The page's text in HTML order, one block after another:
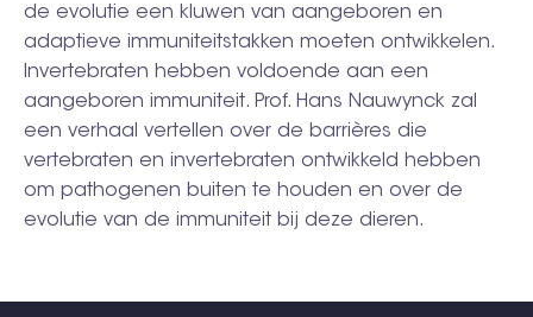
de evolutie een kluwen van aangeboren en
adaptieve immuniteitstakken moeten ontwikkelen.
Invertebraten hebben voldoende aan een
aangeboren immuniteit. Prof. Hans Nauwynck zal
een verhaal vertellen over de barrières die
vertebraten en invertebraten ontwikkeld hebben
om pathogenen buiten te houden en over de
evolutie van de immuniteit bij deze dieren.